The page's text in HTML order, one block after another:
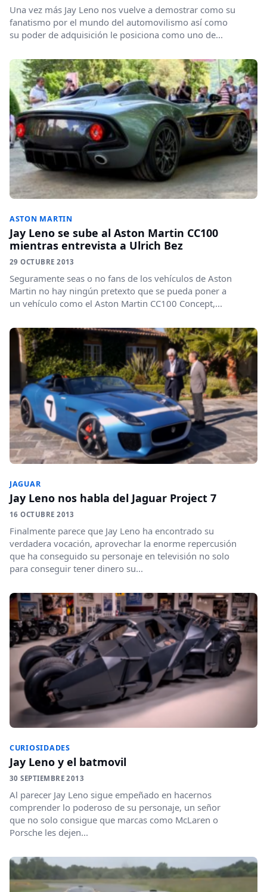
Una vez más Jay Leno nos vuelve a demostrar como su
fanatismo por el mundo del automovilismo así como
su poder de adquisición le posiciona como uno de...
ASTON MARTIN
Jay Leno se sube al Aston Martin CC100
mientras entrevista a Ulrich Bez
29 OCTUBRE 2013
Seguramente seas o no fans de los vehículos de Aston
Martin no hay ningún pretexto que se pueda poner a
un vehículo como el Aston Martin CC100 Concept,...
JAGUAR
Jay Leno nos habla del Jaguar Project 7
16 OCTUBRE 2013
Finalmente parece que Jay Leno ha encontrado su
verdadera vocación, aprovechar la enorme repercusión
que ha conseguido su personaje en televisión no solo
para conseguir tener dinero su...
CURIOSIDADES
Jay Leno y el batmovil
30 SEPTIEMBRE 2013
Al parecer Jay Leno sigue empeñado en hacernos
comprender lo poderoso de su personaje, un señor
que no solo consigue que marcas como McLaren o
Porsche les dejen...